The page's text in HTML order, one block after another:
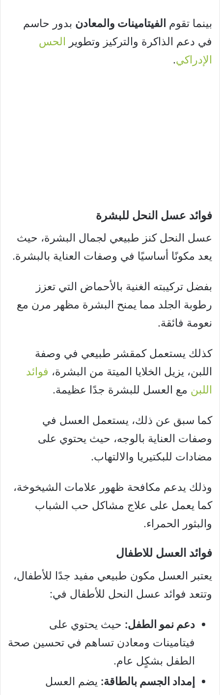
بينما تقوم الفيتامينات والمعادن بدور حاسم
في دعم الذاكرة والتركيز وتطوير الحس
الإدراكي.
فوائد عسل النحل للبشرة
عسل النحل كنز طبيعي لجمال البشرة، حيث
يعد مكونًا أساسيًا في وصفات العناية بالبشرة.
بفضل تركيبته الغنية بالأحماض التي تعزز
رطوبة الجلد مما يمنح البشرة مظهر مرن مع
نعومة فائقة.
كذلك يستعمل كمقشر طبيعي في وصفة
اللبن، يزيل الخلايا الميتة من البشرة، فوائد
اللبن مع العسل للبشرة جدًا عظيمة.
كما سبق عن ذلك، يستعمل العسل في
وصفات العناية بالوجه، حيث يحتوي على
مضادات للبكتيريا والالتهاب.
وذلك يدعم مكافحة ظهور علامات الشيخوخة،
كما يعمل على علاج مشاكل حب الشباب
والبثور الحمراء.
فوائد العسل للاطفال
يعتبر العسل مكون طبيعي مفيد جدًا للأطفال،
وتتعد فوائد عسل النحل للأطفال في:
دعم نمو الطفل: حيث يحتوي على
فيتامينات ومعادن تساهم في تحسين صحة
الطفل بشكٍل عام.
إمداد الجسم بالطاقة: يضم العسل